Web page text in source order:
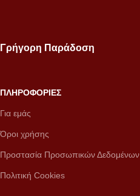
Γρήγορη Παράδοση
ΠΛΗΡΟΦΟΡΙΕΣ
Για εμάς
Όροι χρήσης
Προστασία Προσωπικών Δεδομένων
Πολιτική Cookies